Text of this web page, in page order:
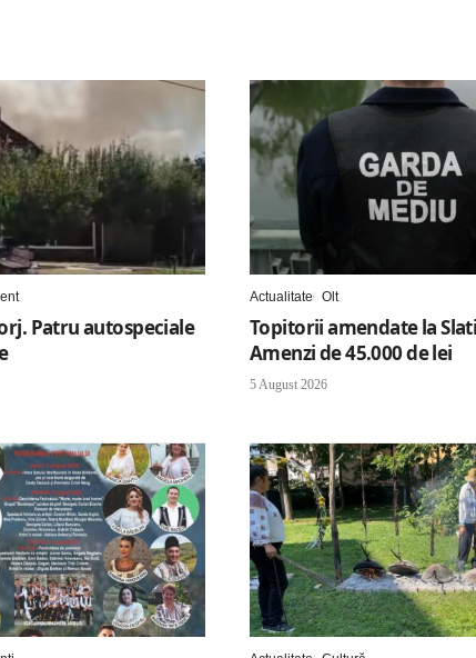
Patru autospeciale
Actualitate Olt
Topitorii amendate la
Amenzi de 45.000 de lei
5 August 2026